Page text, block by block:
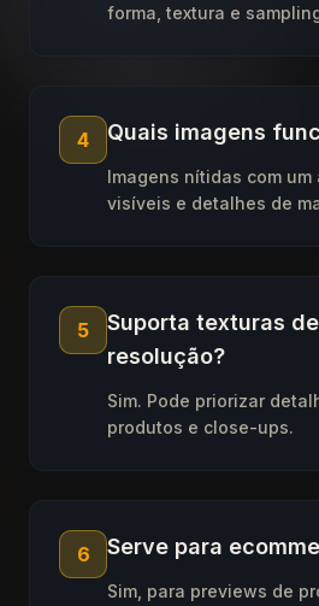
forma, textura e
4 Quais imagens
Imagens nítidas com
visíveis e detalhes de
5
Suporta texturas
resolução?
Sim. Pode priorizar
produtos e close-ups.
6 Serve para
Sim, para previews de